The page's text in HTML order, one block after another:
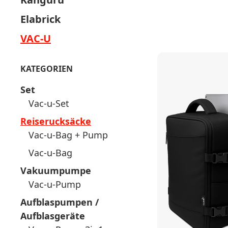
Elabrick
VAC-U
KATEGORIEN
Set
Vac-u-Set
Reiserucksäcke
Vac-u-Bag + Pump
Vac-u-Bag
Vakuumpumpe
Vac-u-Pump
Aufblaspumpen /
Aufblasgeräte